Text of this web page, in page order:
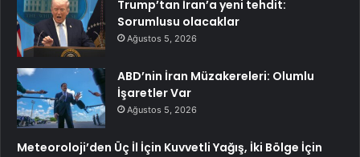
Trump’tan İran’a yeni tehdit:
Sorumlusu olacaklar
Ağustos 5, 2026
ABD’nin İran Müzakereleri: Olumlu
İşaretler Var
Ağustos 5, 2026
Meteoroloji’den Üç İl İçin Kuvvetli Yağış, İki Bölge İçin